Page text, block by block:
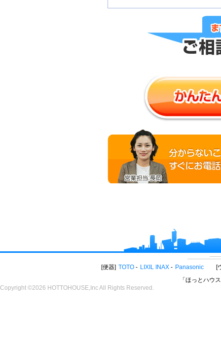
便器 TOTO LIXIL INAX Panasonic
「ほっとハウ
Copyright ©2026 HOTTOHOUSE,Inc All Rights Reserved.